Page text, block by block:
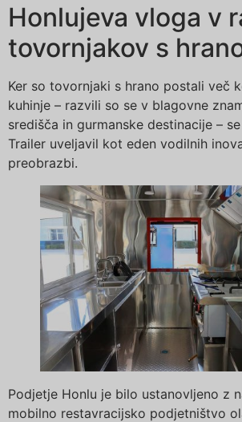
Honlujeva vloga v
tovornjakov s
Ker so tovornjaki s hrano postali več
kuhinje – razvili so se v blagovne
središča in gurmanske destinacije –
Trailer uveljavil kot eden vodilnih
preobrazbi.
Podjetje Honlu je bilo ustanovljeno z
mobilno restavracijsko podjetništvo